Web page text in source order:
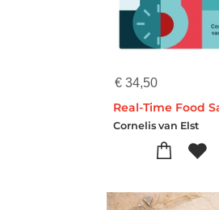
€ 34,50
Cornelis van Elst